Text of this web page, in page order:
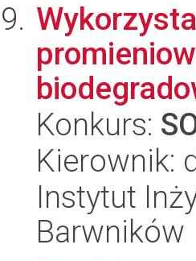
Konkurs:
Kierownik:
Instytut
Barwników